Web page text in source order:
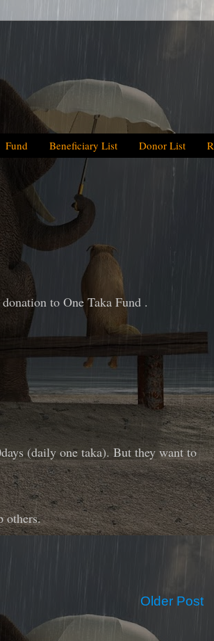
Fund Beneficiary List Donor List
We have
to One Taka Fund .
(daily one taka). But they want to
others.
Older Post